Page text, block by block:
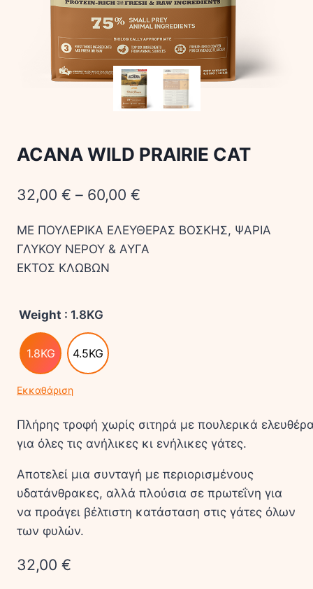
ACANA WILD PRAIRIE CAT
32,00 € – 60,00 €
ΜΕ ΠΟΥΛΕΡΙΚΑ ΕΛΕΥΘΕΡΑΣ ΒΟΣΚΗΣ, ΨΑΡΙΑ
ΓΛΥΚΟΥ ΝΕΡΟΥ & ΑΥΓΑ
ΕΚΤΟΣ ΚΛΩΒΩΝ
Weight : 1.8KG
1.8KG 4.5KG
Εκκαθάριση
Πλήρης τροφή χωρίς σιτηρά με πουλερικά
για όλες τις ανήλικες κι ενήλικες γάτες.
Αποτελεί μια συνταγή με περιορισμένους
υδατάνθρακες, αλλά πλούσια σε πρωτεΐνη για
να προάγει βέλτιστη κατάσταση στις γάτες όλων
των φυλών.
32,00 €